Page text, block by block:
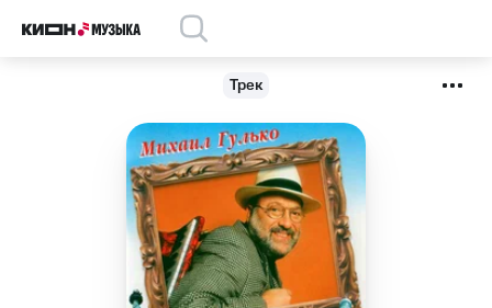
Трек